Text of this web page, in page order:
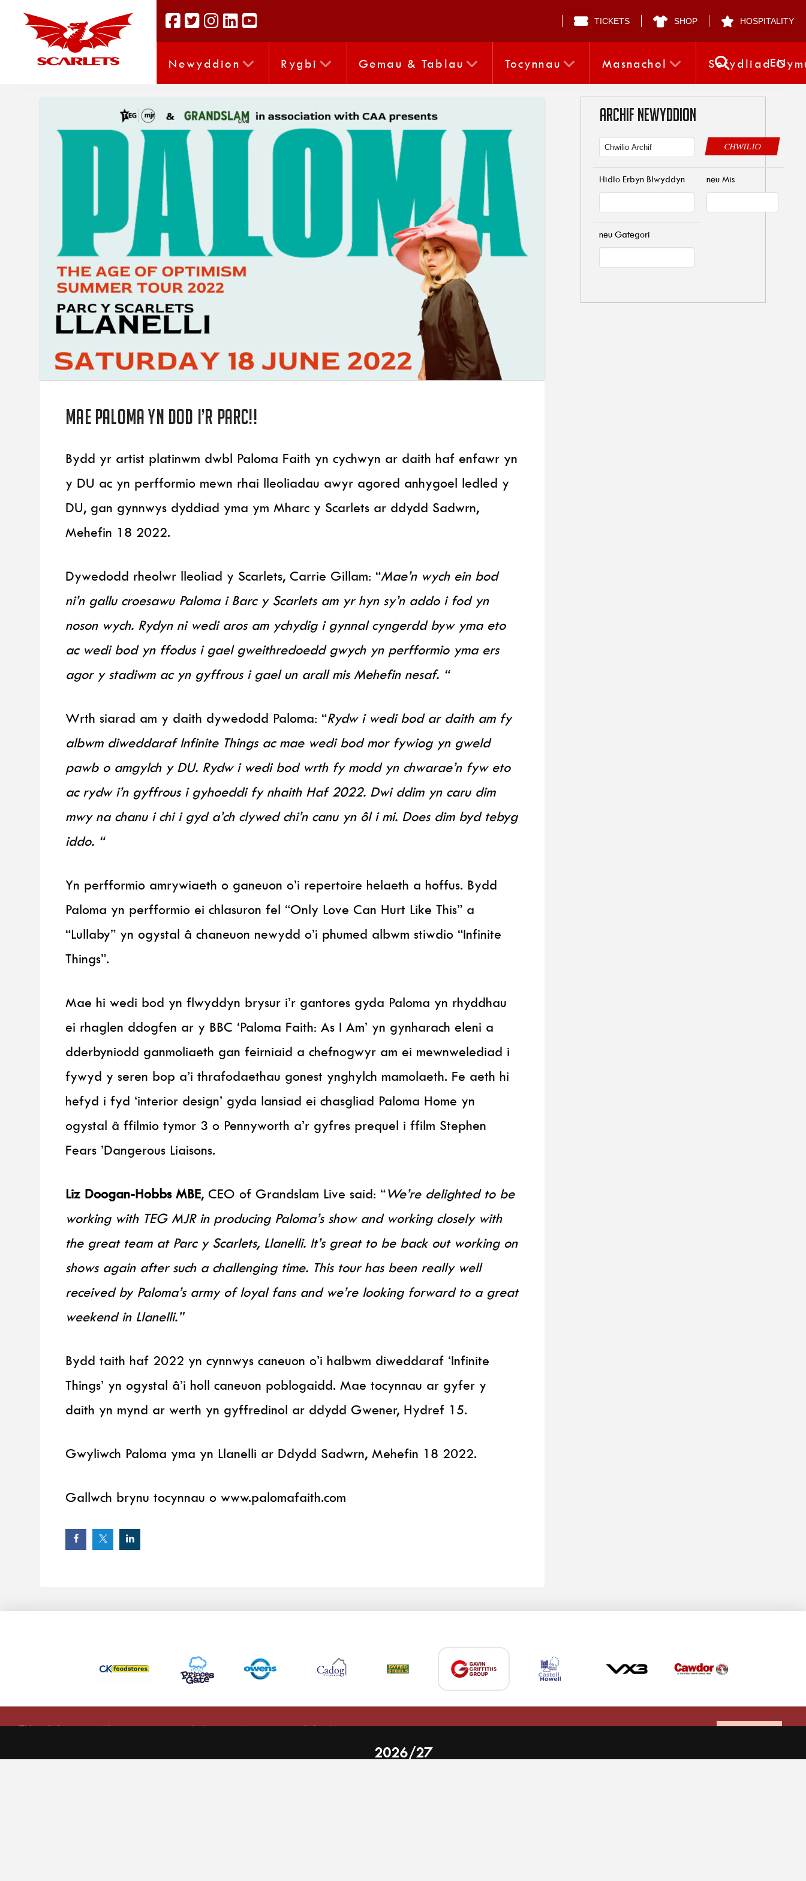
This website uses cookies to ensure you get the best experience on our website.Learn more
TICKETS SHOP HOSPITALITY
Newyddion Rygbi Gemau & Tablau Tocynnau Masnachol SefydliadEN
Mae Paloma yn dod i’r Parc!!
Bydd yr artist platinwm dwbl Paloma Faith yn cychwyn ar daith haf enfawr yn
y DU ac yn perfformio mewn rhai lleoliadau awyr agored anhygoel ledled y
DU, gan gynnwys dyddiad yma ym Mharc y Scarlets ar ddydd Sadwrn,
Mehefin 18 2022.
Dywedodd rheolwr lleoliad y Scarlets, Carrie Gillam: “Mae’n wych ein bod
ni’n gallu croesawu Paloma i Barc y Scarlets am yr hyn sy’n addo i fod yn
noson wych. Rydyn ni wedi aros am ychydig i gynnal cyngerdd byw yma eto
ac wedi bod yn ffodus i gael gweithredoedd gwych yn perfformio yma ers
agor y stadiwm ac yn gyffrous i gael un arall mis Mehefin nesaf. “
Wrth siarad am y daith dywedodd Paloma: “Rydw i wedi bod ar daith am fy
albwm diweddaraf Infinite Things ac mae wedi bod mor fywiog yn gweld
pawb o amgylch y DU. Rydw i wedi bod wrth fy modd yn chwarae’n fyw eto
ac rydw i’n gyffrous i gyhoeddi fy nhaith Haf 2022. Dwi ddim yn caru dim
mwy na chanu i chi i gyd a’ch clywed chi’n canu yn ôl i mi. Does dim byd tebyg
iddo. “
Yn perfformio amrywiaeth o ganeuon o’i repertoire helaeth a hoffus. Bydd
Paloma yn perfformio ei chlasuron fel “Only Love Can Hurt Like This” a
“Lullaby” yn ogystal â chaneuon newydd o’i phumed albwm stiwdio “Infinite
Things”.
Mae hi wedi bod yn flwyddyn brysur i’r gantores gyda Paloma yn rhyddhau
ei rhaglen ddogfen ar y BBC ‘Paloma Faith: As I Am’ yn gynharach eleni a
dderbyniodd ganmoliaeth gan feirniaid a chefnogwyr am ei mewnwelediad i
fywyd y seren bop a’i thrafodaethau gonest ynghylch mamolaeth. Fe aeth hi
hefyd i fyd ‘interior design’ gyda lansiad ei chasgliad Paloma Home yn
ogystal â ffilmio tymor 3 o Pennyworth a’r gyfres prequel i ffilm Stephen
Fears ’Dangerous Liaisons.
Liz Doogan-Hobbs MBE, CEO of Grandslam Live said: “We’re delighted to be
working with TEG MJR in producing Paloma’s show and working closely with
the great team at Parc y Scarlets, Llanelli. It’s great to be back out working on
shows again after such a challenging time. This tour has been really well
received by Paloma’s army of loyal fans and we’re looking forward to a great
weekend in Llanelli.”
Bydd taith haf 2022 yn cynnwys caneuon o’i halbwm diweddaraf ‘Infinite
Things’ yn ogystal â’i holl caneuon poblogaidd. Mae tocynnau ar gyfer y
daith yn mynd ar werth yn gyffredinol ar ddydd Gwener, Hydref 15.
Gwyliwch Paloma yma yn Llanelli ar Ddydd Sadwrn, Mehefin 18 2022.
Gallwch brynu tocynnau o www.palomafaith.com
ARCHIF NEWYDDION
CHWILIO
Hidlo Erbyn Blwyddyn neu Mis
neu Gategori
2026/27